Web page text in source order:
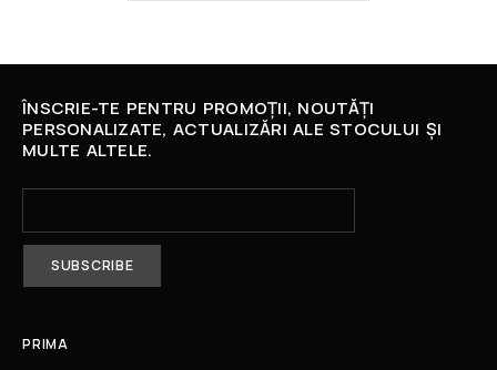
ÎNSCRIE-TE PENTRU PROMOȚII, NOUTĂȚI
PERSONALIZATE, ACTUALIZĂRI ALE STOCULUI ȘI
MULTE ALTELE.
PRIMA